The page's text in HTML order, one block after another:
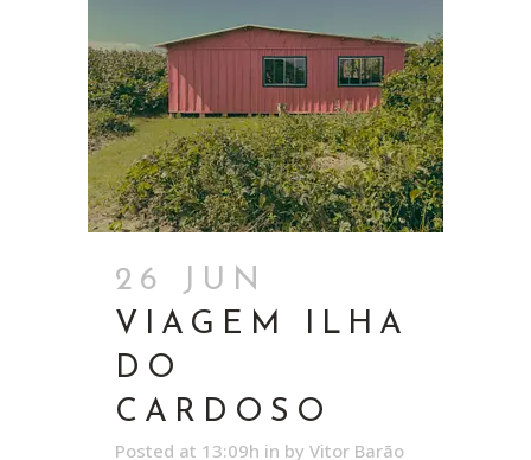
26 JUN
VIAGEM ILHA
DO
CARDOSO
Posted at 13:09h in by Vitor Barão